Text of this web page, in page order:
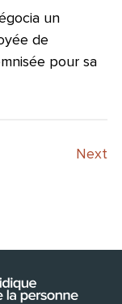
un
de
pour sa
Next